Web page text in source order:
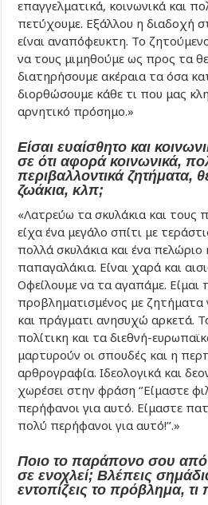
επαγγελματικά, κοινωνικά και
πετύχουμε. Εξάλλου η διαδοχή
είναι αναπόφευκτη. Το
να τους μιμηθούμε ως προς τα
διατηρήσουμε ακέραια τα όσα
διορθώσουμε κάθε τι που μας
αρνητικό πρόσημο.»
Είσαι ευαίσθητο και
σε ότι αφορά κοινωνικά,
περιβαλλοντικά ζητήματα,
ζωάκια, κλπ;
«Λατρεύω τα σκυλάκια και τους
είχα ένα μεγάλο σπίτι με
πολλά σκυλάκια και ένα πελώριο
παπαγαλάκια. Είναι χαρά και
Οφείλουμε να τα αγαπάμε. Είμαι
προβληματισμένος με
και πράγματι ανησυχώ αρκετά.
πολίτικη και τα διεθνή-
μαρτυρούν οι σπουδές και η
αρθρογραφία. Ιδεολογικά και
χωρέσει στην φράση ‘’Είμαστε
περήφανοι για αυτό. Είμαστε
πολύ περήφανοι για αυτό!’’.»
Ποιο το παράπονο σου από
σε ενοχλεί; Βλέπεις
εντοπίζεις το πρόβλημα, τι